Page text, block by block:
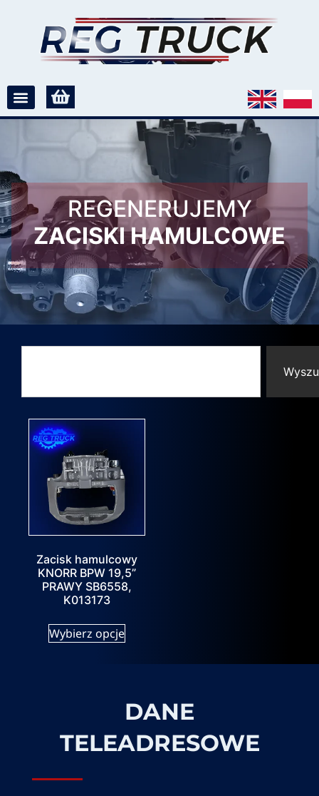
REGENERUJEMY
ZACISKI HAMULCOWE
Zacisk hamulcowy
KNORR BPW 19,5”
PRAWY SB6558,
K013173
Wybierz opcje
DANE
TELEADRESOWE